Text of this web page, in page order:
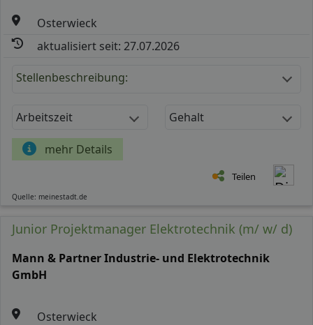
Osterwieck
aktualisiert seit: 27.07.2026
Stellenbeschreibung:
Arbeitszeit Gehalt
mehr Details
Teilen
Quelle: meinestadt.de
Junior Projektmanager Elektrotechnik (m/ w/ d)
Mann & Partner Industrie- und Elektrotechnik
GmbH
Osterwieck